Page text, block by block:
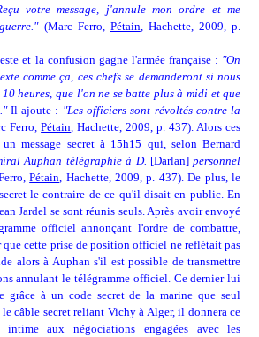
votre message, j'annule mon ordre et me
(Marc Ferro, Pétain , Hachette, 2009, p.
et la confusion gagne l'armée française : "On
comme ça, ces chefs se demanderont si nous
heures, que l'on ne se batte plus à midi et que
Il ajoute : "Les officiers sont révoltés contre la
Ferro,Pétain , Hachette, 2009, p. 437). Alors ces
message secret à 15h15 qui, selon Bernard
Auphan télégraphie à D. [Darlan]personnel
Pétain , Hachette, 2009, p. 437). De plus, le
le contraire de ce qu'il disait en public. En
Jardel se sont réunis seuls. Après avoir envoyé
officiel annonçant l'ordre de combattre,
cette prise de position officiel ne reflétait pas
alors à Auphan s'il est possible de transmettre
annulant le télégramme officiel. Ce dernier lui
grâce à un code secret de la marine que seul
câble secret reliant Vichy à Alger, il donnera ce
aux négociations engagées avec les